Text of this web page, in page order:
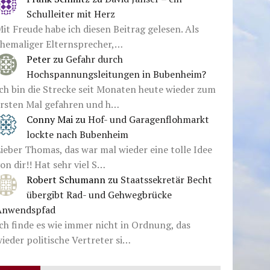
Schulleiter mit Herz
Freude habe ich diesen Beitrag gelesen. Als
Elternsprecher,…
Peter zu Gefahr durch
Hochspannungsleitungen in Bubenheim?
bin die Strecke seit Monaten heute wieder zum
Mal gefahren und h…
Conny Mai zuHof- und Garagenflohmarkt
lockte nach Bubenheim
Thomas, das war mal wieder eine tolle Idee
dir!! Hat sehr viel S…
Robert Schumann zu Staatssekretär Becht
übergibt Rad- und Gehwegbrücke
finde es wie immer nicht in Ordnung, das
politische Vertreter si…